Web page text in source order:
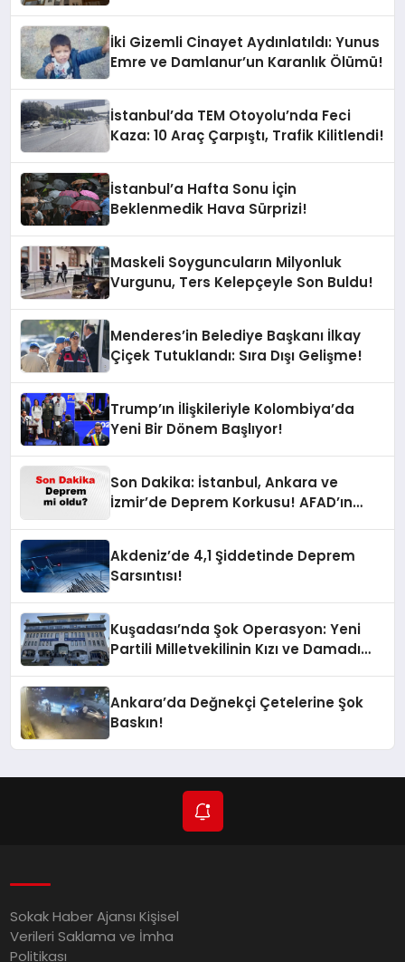
İki Gizemli Cinayet Aydınlatıldı: Yunus
Emre ve Damlanur’un Karanlık Ölümü!
İstanbul’da TEM Otoyolu’nda Feci
Kaza: 10 Araç Çarpıştı, Trafik Kilitlendi!
İstanbul’a Hafta Sonu İçin
Beklenmedik Hava Sürprizi!
Maskeli Soyguncuların Milyonluk
Vurgunu, Ters Kelepçeyle Son Buldu!
Menderes’in Belediye Başkanı İlkay
Çiçek Tutuklandı: Sıra Dışı Gelişme!
Trump’ın İlişkileriyle Kolombiya’da
Yeni Bir Dönem Başlıyor!
Son Dakika: İstanbul, Ankara ve
İzmir’de Deprem Korkusu! AFAD’ın
Akdeniz’de 4,1 Şiddetinde Deprem
Sarsıntısı!
Kuşadası’nda Şok Operasyon: Yeni
Partili Milletvekilinin Kızı ve Damadı
Ankara’da Değnekçi Çetelerine Şok
Baskın!
Sokak Haber Ajansı Kişisel
Verileri Saklama ve İmha
Politikası